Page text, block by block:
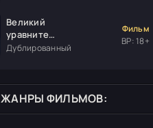
Великий
уравнитель
3
Дублированный
Фильм
ВР: 18+
ЖАНРЫ ФИЛЬМОВ: